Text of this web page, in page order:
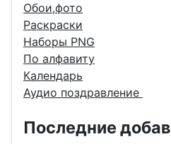
Обои,фото
Раскраски
Наборы PNG
По алфавиту
Календарь
Аудио поздравление
Последние